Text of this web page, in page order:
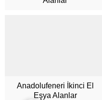
Anadolufeneri İkinci El
Eşya Alanlar